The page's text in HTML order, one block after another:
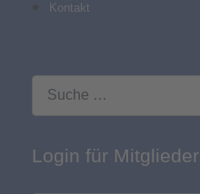
Kontakt
finden
Login für Mitglieder